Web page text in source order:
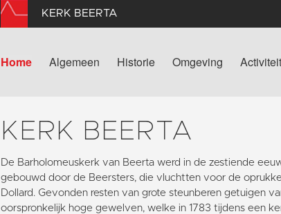
KERK BEERTA
Home Algemeen Historie Omgeving
KERK BEERTA
De Barholomeuskerk van Beerta werd in de zestiende
gebouwd door de Beersters, die vluchtten voor de
Dollard. Gevonden resten van grote steunberen getuigen
oorspronkelijk hoge gewelven, welke in 1783 tijdens een